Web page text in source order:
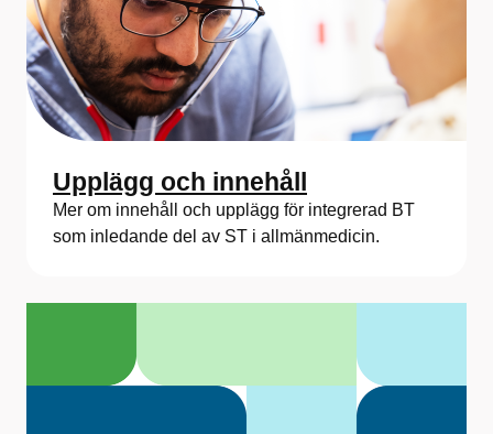
Upplägg och innehåll
Mer om innehåll och upplägg för integrerad BT
som inledande del av ST i allmänmedicin.